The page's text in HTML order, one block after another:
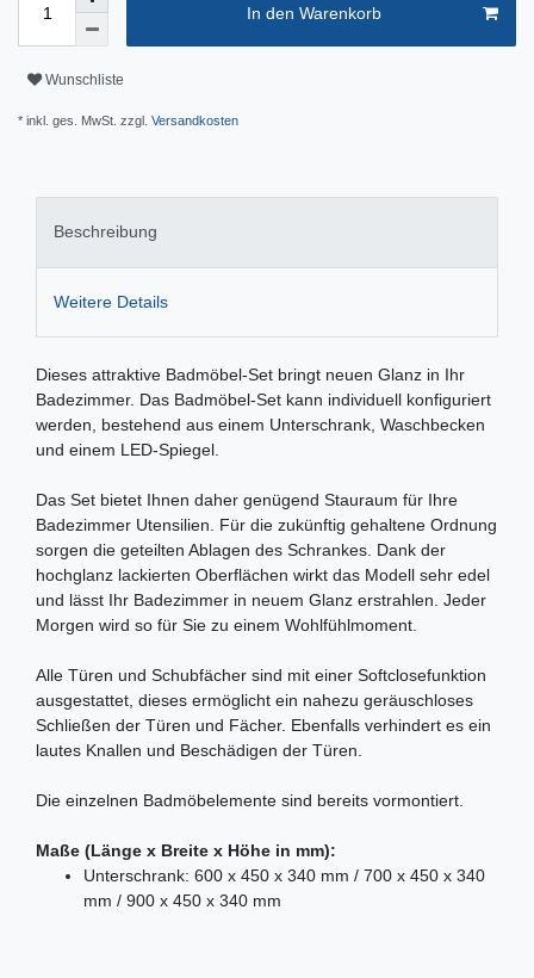
In den Warenkorb
Wunschliste
* inkl. ges. MwSt. zzgl. Versandkosten
Beschreibung
Weitere Details
Dieses attraktive Badmöbel-Set bringt neuen Glanz in Ihr
Badezimmer. Das Badmöbel-Set kann individuell konfiguriert
werden, bestehend aus einem Unterschrank, Waschbecken
und einem LED-Spiegel.
Das Set bietet Ihnen daher genügend Stauraum für Ihre
Badezimmer Utensilien. Für die zukünftig gehaltene Ordnung
sorgen die geteilten Ablagen des Schrankes. Dank der
hochglanz lackierten Oberflächen wirkt das Modell sehr edel
und lässt Ihr Badezimmer in neuem Glanz erstrahlen. Jeder
Morgen wird so für Sie zu einem Wohlfühlmoment.
Alle Türen und Schubfächer sind mit einer Softclosefunktion
ausgestattet, dieses ermöglicht ein nahezu geräuschloses
Schließen der Türen und Fächer. Ebenfalls verhindert es ein
lautes Knallen und Beschädigen der Türen.
Die einzelnen Badmöbelemente sind bereits vormontiert.
Maße (Länge x Breite x Höhe in mm):
Unterschrank: 600 x 450 x 340 mm / 700 x 450 x 340
mm / 900 x 450 x 340 mm